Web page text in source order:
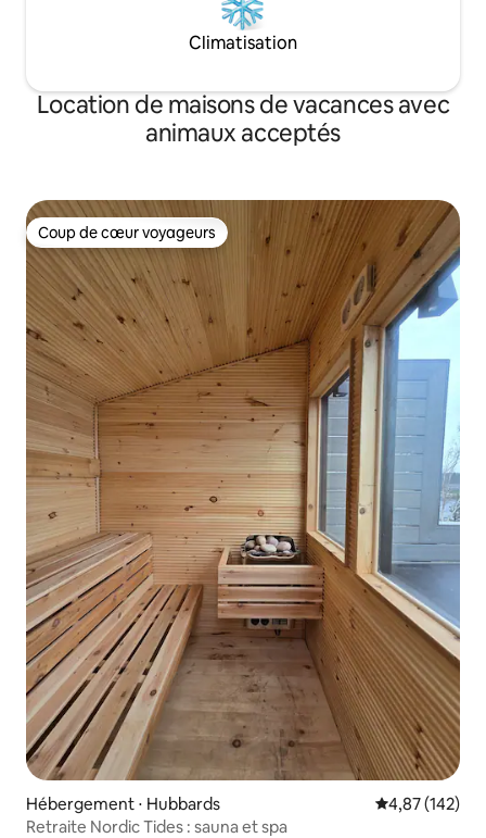
Climatisation
Location de maisons de vacances avec
animaux acceptés
Coup de cœur voyageurs
Coup de cœur voyageurs
Hébergement ⋅ Hubbards Évaluation
4,87 (142)
Retraite Nordic Tides : sauna et spa